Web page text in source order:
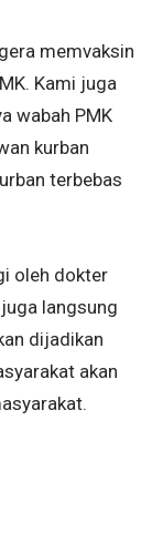
memvaksin
Kami juga
wabah PMK
kurban
terbebas
oleh dokter
langsung
dijadikan
akan